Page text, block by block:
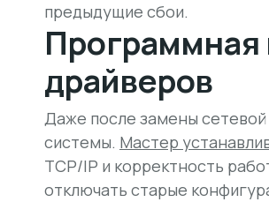
предыдущие сбои.
Программная
драйверов
Даже после замены сетевой
системы. Мастер
TCP/IP и корректность
отключать старые